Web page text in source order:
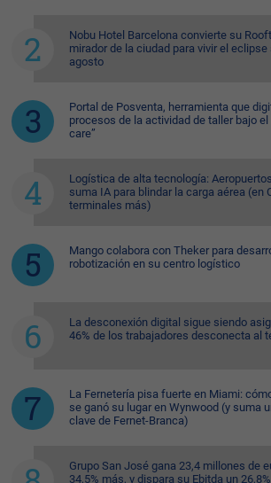
Nobu Hotel Barcelona convierte su
mirador de la ciudad para vivir el eclipse
agosto
Portal de Posventa, herramienta que
procesos de la actividad de taller bajo el
care”
Logística de alta tecnología:
suma IA para blindar la carga aérea (en
terminales más)
Mango colabora con Theker para
robotización en su centro logístico
La desconexión digital sigue siendo
46% de los trabajadores desconecta al
La Fernetería pisa fuerte en Miami:
se ganó su lugar en Wynwood (y suma
clave de Fernet-Branca)
Grupo San José gana 23,4 millones de
34,5% más, y dispara su Ebitda un 26,8%